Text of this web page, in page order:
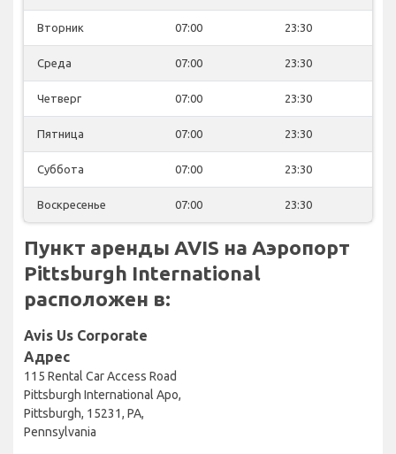
Вторник 07:00 23:30
Среда 07:00 23:30
Четверг 07:00 23:30
Пятница 07:00 23:30
Суббота 07:00 23:30
Воскресенье 07:00 23:30
Пункт аренды AVIS на Аэропорт
Pittsburgh International
расположен в:
Avis Us Corporate
Адрес
115 Rental Car Access Road
Pittsburgh International Apo,
Pittsburgh, 15231, PA,
Pennsylvania